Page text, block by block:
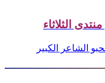
الثلاثاء
الشاعر الكبير